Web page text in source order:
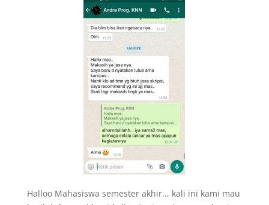
Halloo Mahasiswa semester akhir.., kali ini kami mau